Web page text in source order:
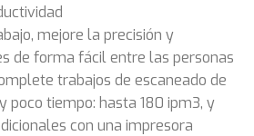
mejore la precisión y
de forma fácil entre las personas
trabajos de escaneado de
poco tiempo: hasta 180 ipm3, y
con una impresora